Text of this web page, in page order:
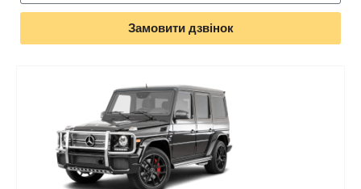
Замовити дзвінок